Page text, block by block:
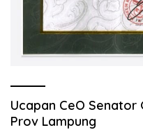
Ucapan CeO Senator
Prov Lampung